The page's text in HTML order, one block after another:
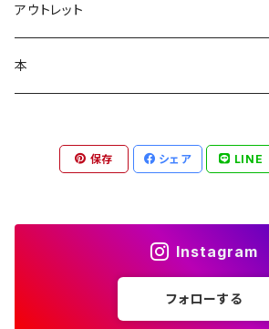
シャンプー・リンス
コラージュフルフル泡石鹸
飲む日焼け止め
髪の毛サプリ
アウトレット
本
保存 シェア LINE
Instagram
フォローする